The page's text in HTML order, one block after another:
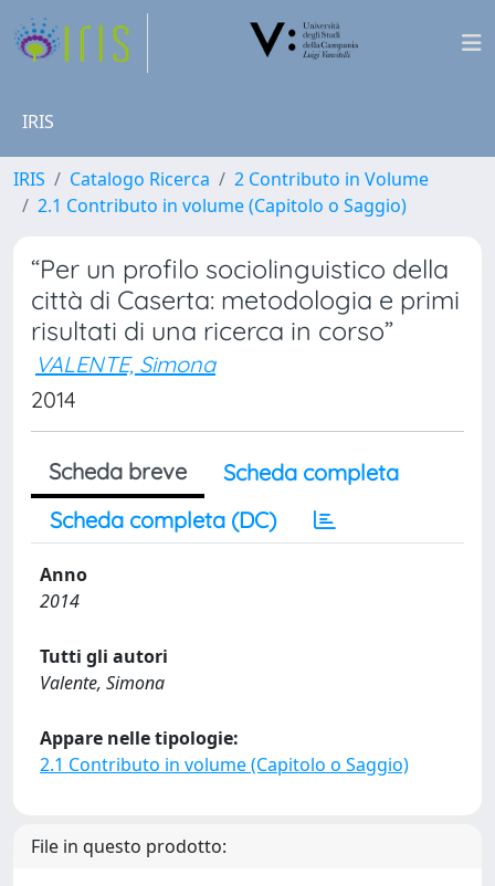
IRIS
IRIS Catalogo Ricerca
2 Contributo in Volume
2.1 Contributo in volume (Capitolo o Saggio)
“Per un profilo sociolinguistico della
città di Caserta: metodologia e primi
risultati di una ricerca in corso”
VALENTE, Simona
2014
Scheda breve
Scheda completa
Scheda completa (DC)
Anno
2014
Tutti gli autori
Valente, Simona
Appare nelle tipologie:
2.1 Contributo in volume (Capitolo o Saggio)
File in questo prodotto: